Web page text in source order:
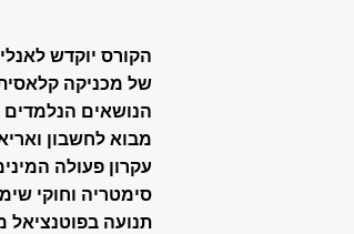
הקורס יוקדש
של מכניקה קלאסית
הנושאים
מבוא לחשבון
עקרון פעולה
סימטריה וחוקי
תנועה בפוטנציאל